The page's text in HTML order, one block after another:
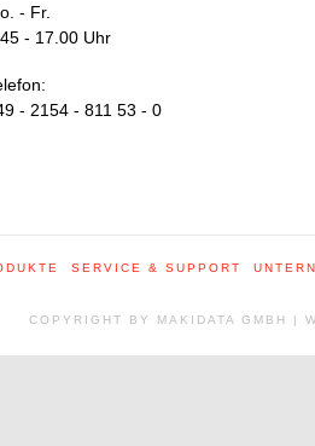
- Fr.
- 17.00 Uhr
- 2154 - 811 53 - 0
SERVICE & SUPPORT
COPYRIGHT BY MAKIDATA GMBH |